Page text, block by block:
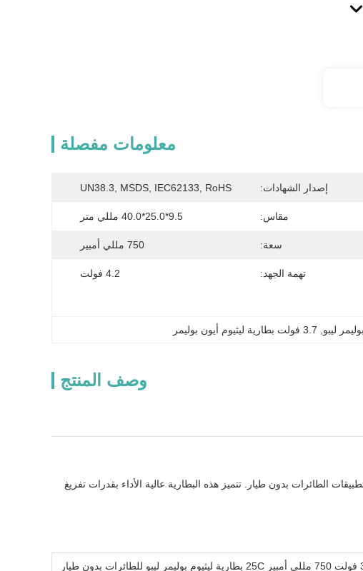
معلومات مفصلة
إصدار الشهادات: UN38.3, MSDS, IEC62133, RoHS
مقاس: 9.5*25.0*40.0 مللي متر
سعة: 750 مللي أمبير
تهمة الجهد: 4.2 فولت
3.7 فولت بطارية ليثيوم أيون بوليمر
وصف المنتج
لتطبيقات الطائرات بدون طيار. تتميز هذه البطارية عالية الأداء بقدرات تفريغ